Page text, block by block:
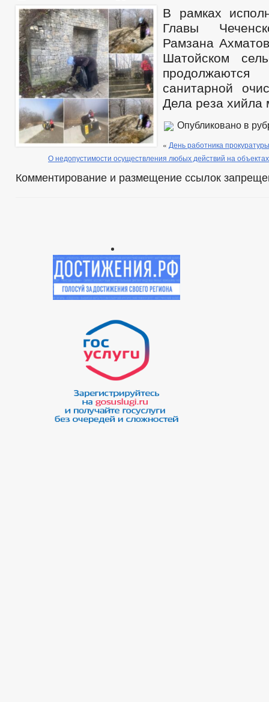
В рамках
Главы
Рамзана
Шатойском
продолжаются
санитарной
Дела реза хийла
Опубликовано в
« День работника
О недопустимости осуществления любых действий на объектах
Комментирование и размещение ссылок